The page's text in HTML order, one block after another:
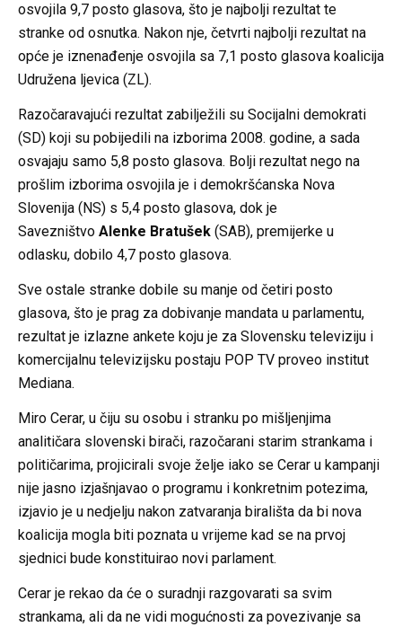
osvojila 9,7 posto glasova, što je najbolji rezultat te
stranke od osnutka. Nakon nje, četvrti najbolji rezultat na
opće je iznenađenje osvojila sa 7,1 posto glasova koalicija
Udružena ljevica (ZL).
Razočaravajući rezultat zabilježili su Socijalni demokrati
(SD) koji su pobijedili na izborima 2008. godine, a sada
osvajaju samo 5,8 posto glasova. Bolji rezultat nego na
prošlim izborima osvojila je i demokršćanska Nova
Slovenija (NS) s 5,4 posto glasova, dok je
Savezništvo Alenke Bratušek (SAB), premijerke u
odlasku, dobilo 4,7 posto glasova.
Sve ostale stranke dobile su manje od četiri posto
glasova, što je prag za dobivanje mandata u parlamentu,
rezultat je izlazne ankete koju je za Slovensku televiziju i
komercijalnu televizijsku postaju POP TV proveo institut
Mediana.
Miro Cerar, u čiju su osobu i stranku po mišljenjima
analitičara slovenski birači, razočarani starim strankama i
političarima, projicirali svoje želje iako se Cerar u kampanji
nije jasno izjašnjavao o programu i konkretnim potezima,
izjavio je u nedjelju nakon zatvaranja birališta da bi nova
koalicija mogla biti poznata u vrijeme kad se na prvoj
sjednici bude konstituirao novi parlament.
Cerar je rekao da će o suradnji razgovarati sa svim
strankama, ali da ne vidi mogućnosti za povezivanje sa